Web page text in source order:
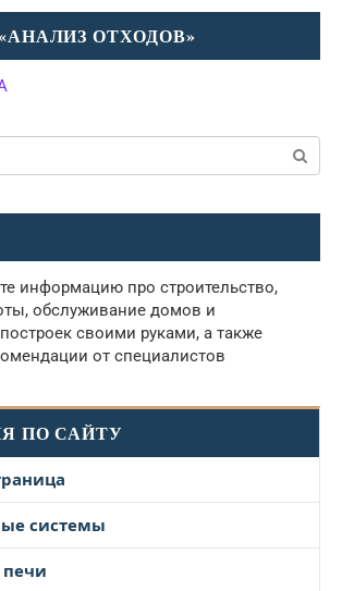
ОТХОДОВ»
информацию про строительство,
обслуживание домов и
своими руками, а также
от специалистов
ПО САЙТУ
системы